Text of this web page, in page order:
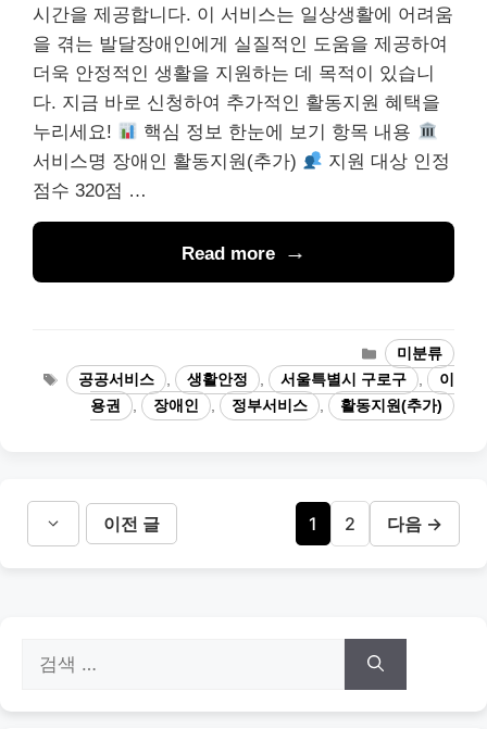
시간을 제공합니다. 이 서비스는 일상생활에 어려움
을 겪는 발달장애인에게 실질적인 도움을 제공하여
더욱 안정적인 생활을 지원하는 데 목적이 있습니
다. 지금 바로 신청하여 추가적인 활동지원 혜택을
누리세요!
핵심 정보 한눈에 보기 항목 내용
서비스명 장애인 활동지원(추가)
지원 대상 인정
점수 320점 …
Read more
카
테
고
리
미분류
태
그
공공서비스 , 생활안정 , 서울특별시 구로구 ,
이
용권
, 장애인 , 정부서비스 , 활동지원(추가)
이전 글
페
이
1
페
이
2 다음 →
색: